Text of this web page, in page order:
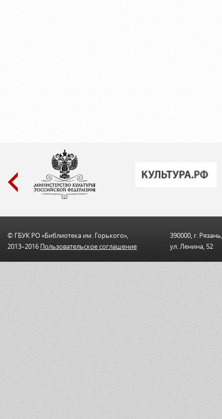
© ГБУК РО «Библиотека им. Горького»,
2013–2016 Пользовательскоe соглашениe
390000, г. Рязань,
ул. Ленина, 52